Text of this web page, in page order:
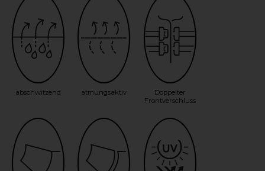
abschwitzend atmungsaktiv
Doppelter
Frontverschluss